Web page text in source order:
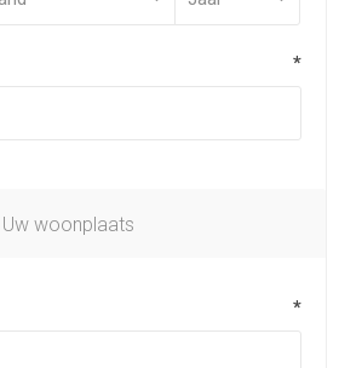
*
Uw woonplaats
*